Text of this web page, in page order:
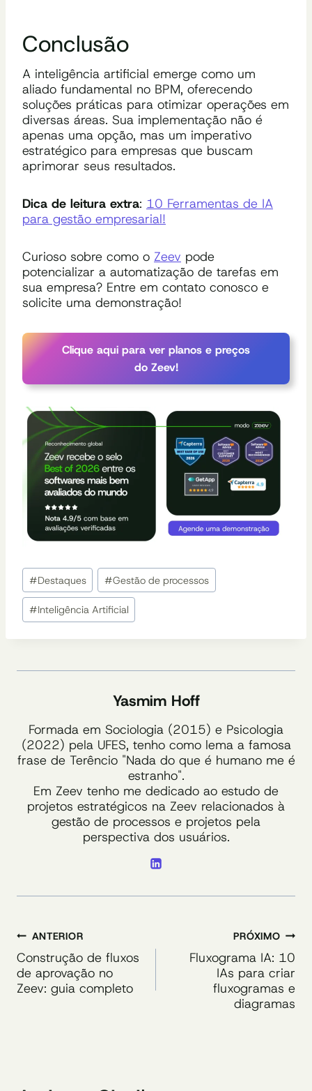
Conclusão
A inteligência artificial emerge como um
aliado fundamental no BPM, oferecendo
soluções práticas para otimizar operações em
diversas áreas. Sua implementação não é
apenas uma opção, mas um imperativo
estratégico para empresas que buscam
aprimorar seus resultados.
Dica de leitura extra: 10 Ferramentas de IA
para gestão empresarial!
Curioso sobre como o Zeev pode
potencializar a automatização de tarefas em
sua empresa? Entre em contato conosco e
solicite uma demonstração!
Clique aqui para ver planos e preços
do Zeev!
Tags
do
Post:
#Destaques #Gestão de processos
#Inteligência Artificial
Yasmim Hoff
Formada em Sociologia (2015) e Psicologia
(2022) pela UFES, tenho como lema a famosa
frase de Terêncio "Nada do que é humano me é
estranho".
Em Zeev tenho me dedicado ao estudo de
projetos estratégicos na Zeev relacionados à
gestão de processos e projetos pela
perspectiva dos usuários.
Navegação
de
Post
ANTERIOR
Construção de fluxos
de aprovação no
Zeev: guia completo
PRÓXIMO
Fluxograma IA: 10
IAs para criar
fluxogramas e
diagramas